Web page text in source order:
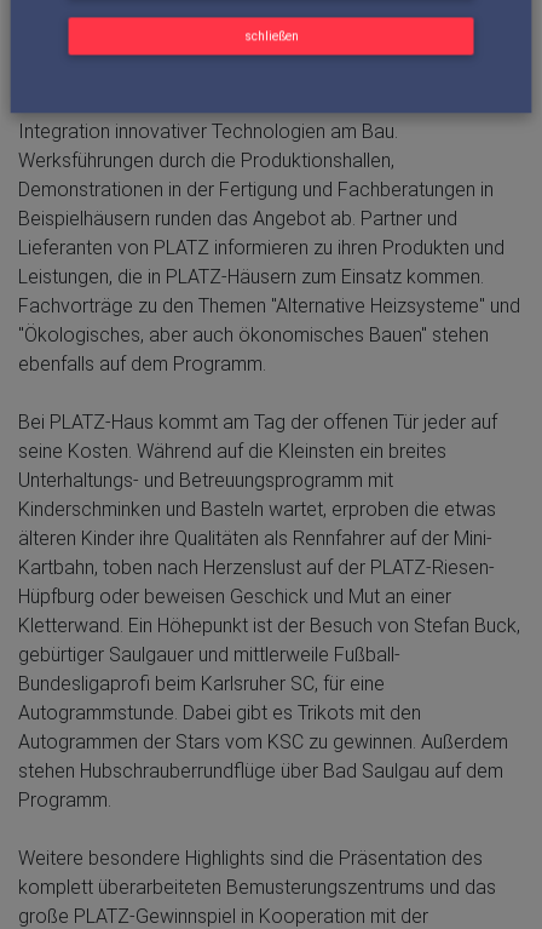
schließen
Neben kulinarischen Leckerbissen und einem
abwechslungsreichen Unterhaltungsprogramm auf der
Integration innovativer Technologien am Bau.
Werksführungen durch die Produktionshallen,
Demonstrationen in der Fertigung und Fachberatungen in
Beispielhäusern runden das Angebot ab. Partner und
Lieferanten von PLATZ informieren zu ihren Produkten und
Leistungen, die in PLATZ-Häusern zum Einsatz kommen.
Fachvorträge zu den Themen "Alternative Heizsysteme" und
"Ökologisches, aber auch ökonomisches Bauen" stehen
ebenfalls auf dem Programm.
Bei PLATZ-Haus kommt am Tag der offenen Tür jeder auf
seine Kosten. Während auf die Kleinsten ein breites
Unterhaltungs- und Betreuungsprogramm mit
Kinderschminken und Basteln wartet, erproben die etwas
älteren Kinder ihre Qualitäten als Rennfahrer auf der Mini-
Kartbahn, toben nach Herzenslust auf der PLATZ-Riesen-
Hüpfburg oder beweisen Geschick und Mut an einer
Kletterwand. Ein Höhepunkt ist der Besuch von Stefan Buck,
gebürtiger Saulgauer und mittlerweile Fußball-
Bundesligaprofi beim Karlsruher SC, für eine
Autogrammstunde. Dabei gibt es Trikots mit den
Autogrammen der Stars vom KSC zu gewinnen. Außerdem
stehen Hubschrauberrundflüge über Bad Saulgau auf dem
Programm.
Weitere besondere Highlights sind die Präsentation des
komplett überarbeiteten Bemusterungszentrums und das
große PLATZ-Gewinnspiel in Kooperation mit der